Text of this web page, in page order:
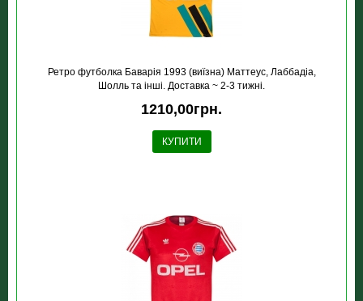
Ретро футболка Баварія 1993 (виїзна) Маттеус, Лаббадіа,
Шолль та інші. Доставка ~ 2-3 тижні.
1210,00грн.
КУПИТИ